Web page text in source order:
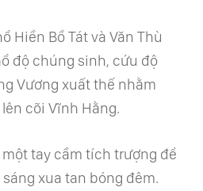
Hiền Bồ Tát và Văn Thù
độ chúng sinh, cứu độ
Vương xuất thế nhằm
cõi Vĩnh Hằng.
tay cầm tích trượng để
xua tan bóng đêm.